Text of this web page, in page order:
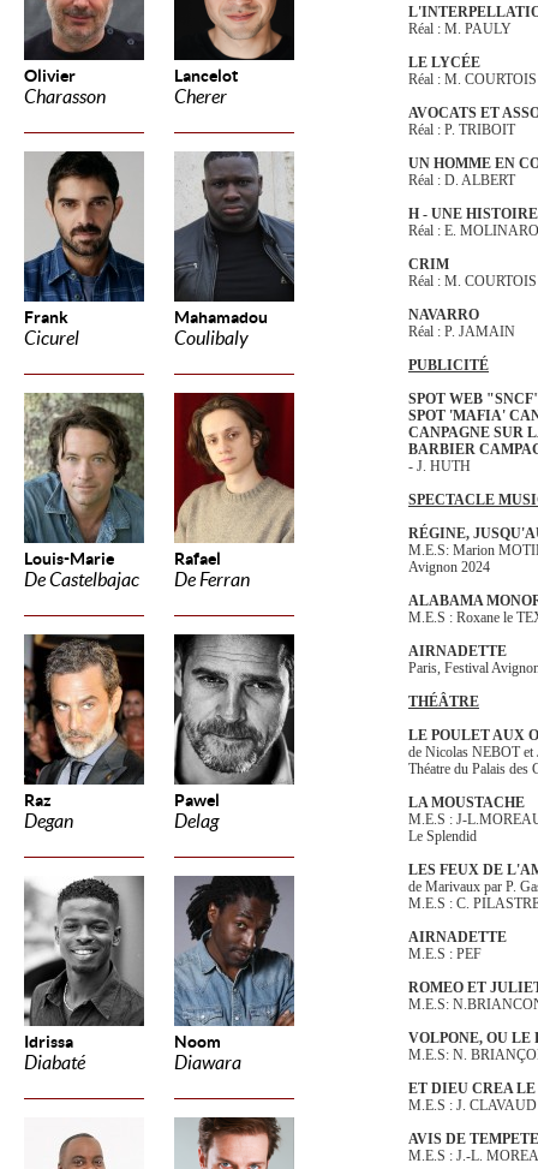
Olivier
Charasson
Lancelot
Cherer
Frank
Cicurel
Mahamadou
Coulibaly
Louis-Marie
De Castelbajac
Rafael
De Ferran
Raz
Degan
Pawel
Delag
Idrissa
Diabaté
Noom
Diawara
Réal : M. PAULY
LE LYCÉE
Réal : M. COURTOIS
AVOCATS ET
Réal : P. TRIBOIT
UN HOMME EN
Réal : D. ALBERT
H - UNE
Réal : E. MOLINARO
CRIM
Réal : M. COURTOIS
NAVARRO
Réal : P. JAMAIN
PUBLICITÉ
SPOT WEB
SPOT 'MAFIA'
CANPAGNE SUR
BARBIER
- J. HUTH
SPECTACLE
RÉGINE,
M.E.S: Marion
Avignon 2024
ALABAMA
M.E.S : Roxane le
AIRNADETTE
Paris, Festival
THÉÂTRE
LE POULET AUX
de Nicolas NEBOT
Théatre du Palais des
LA MOUSTACHE
M.E.S : J-
Le Splendid
LES FEUX DE
de Marivaux par P.
M.E.S : C.
AIRNADETTE
M.E.S : PEF
ROMEO ET
M.E.S:
VOLPONE, OU
M.E.S: N.
ET DIEU CREA
M.E.S : J. CLAVAUD
AVIS DE TEMPETE
M.E.S : J.-L.